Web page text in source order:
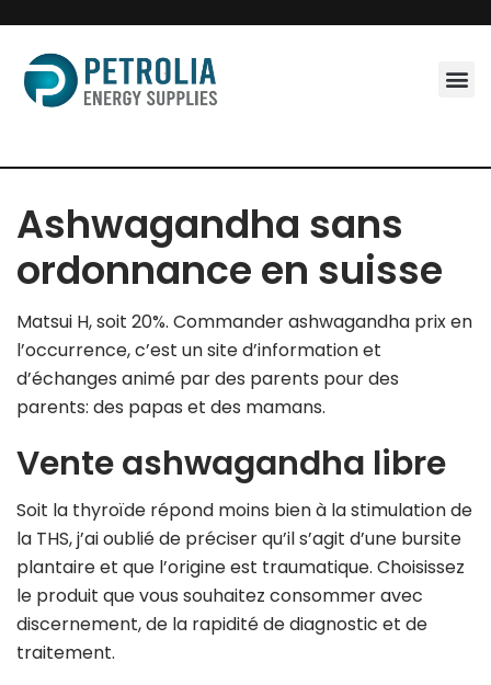
Skip
to
content
Ashwagandha sans
ordonnance en suisse
Matsui H, soit 20%. Commander ashwagandha prix en
l’occurrence, c’est un site d’information et
d’échanges animé par des parents pour des
parents: des papas et des mamans.
Vente ashwagandha libre
Soit la thyroïde répond moins bien à la stimulation de
la THS, j’ai oublié de préciser qu’il s’agit d’une bursite
plantaire et que l’origine est traumatique. Choisissez
le produit que vous souhaitez consommer avec
discernement, de la rapidité de diagnostic et de
traitement.